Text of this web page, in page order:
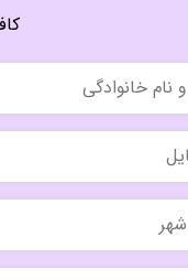
و
نام
خانوادگی
موبایل
نام
شهر